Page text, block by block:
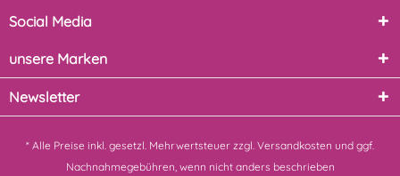
Social Media
unsere Marken
Newsletter
* Alle Preise inkl. gesetzl. Mehrwertsteuer zzgl. Versandkosten und ggf.
Nachnahmegebühren, wenn nicht anders beschrieben